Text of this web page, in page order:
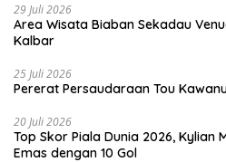
29 Juli 2026
Area Wisata Biaban Sekadau
Kalbar
25 Juli 2026
Pererat Persaudaraan Tou
20 Juli 2026
Top Skor Piala Dunia 2026, Kylian
Emas dengan 10 Gol